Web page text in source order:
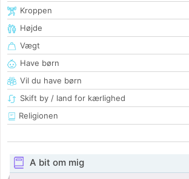
Kroppen
Højde
Vægt
Have børn
Vil du have børn
Skift by / land for kærlighed
Religionen
A bit om mig